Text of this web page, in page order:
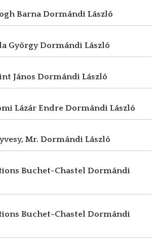
BarnaDormándi László
GyörgyDormándi László
János Dormándi László
Lázár Endre Dormándi László
Mr. Dormándi László
Buchet-Chastel Dormándi
Buchet-Chastel Dormándi